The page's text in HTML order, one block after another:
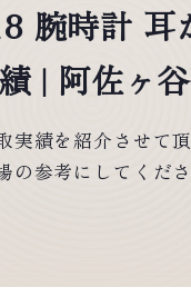
腕時計 耳
| 阿佐ヶ
実績を紹介させて頂
の参考にしてくださ